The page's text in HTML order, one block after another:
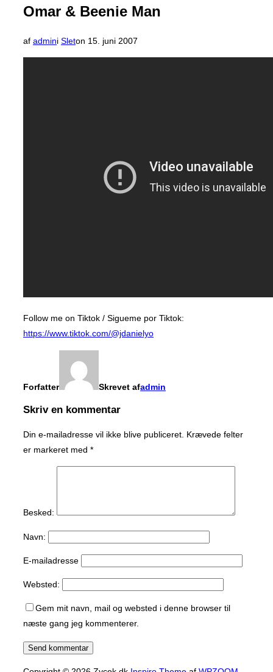
Omar & Beenie Man
af admini Sleton Udgivet
d.
15. juni 2007
Follow me on Tiktok / Sigueme por Tiktok:
https://www.tiktok.com/@jdanielyo
Forfatter Skrevet afadmin
Skriv en kommentar
Din e-mailadresse vil ikke blive publiceret. Krævede felter
er markeret med *
Besked:
Navn:
E-mailadresse
Websted:
Gem mit navn, mail og websted i denne browser til
næste gang jeg kommenterer.